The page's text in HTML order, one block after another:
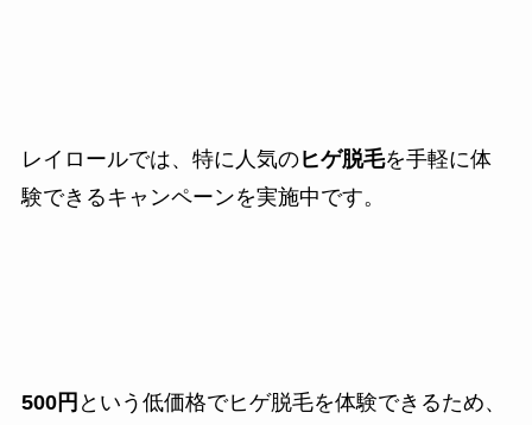
レイロールでは、特に人気のヒゲ脱毛を手軽に体
験できるキャンペーンを実施中です。
500円 という低価格でヒゲ脱毛を体験できるため、